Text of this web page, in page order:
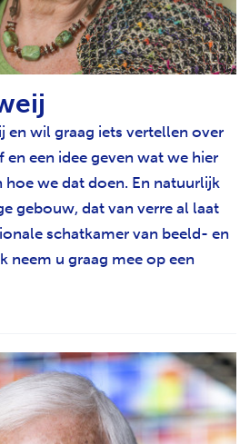
en wil graag iets vertellen over
een idee geven wat we hier
hoe we dat doen. En natuurlijk
gebouw, dat van verre al laat
schatkamer van beeld- en
neem u graag mee op een